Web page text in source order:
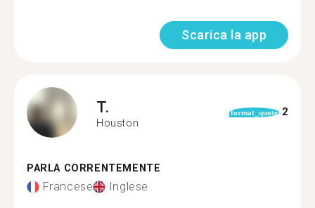
Scarica la app
T.
Houston
format_quote 2
PARLA CORRENTEMENTE
Francese Inglese